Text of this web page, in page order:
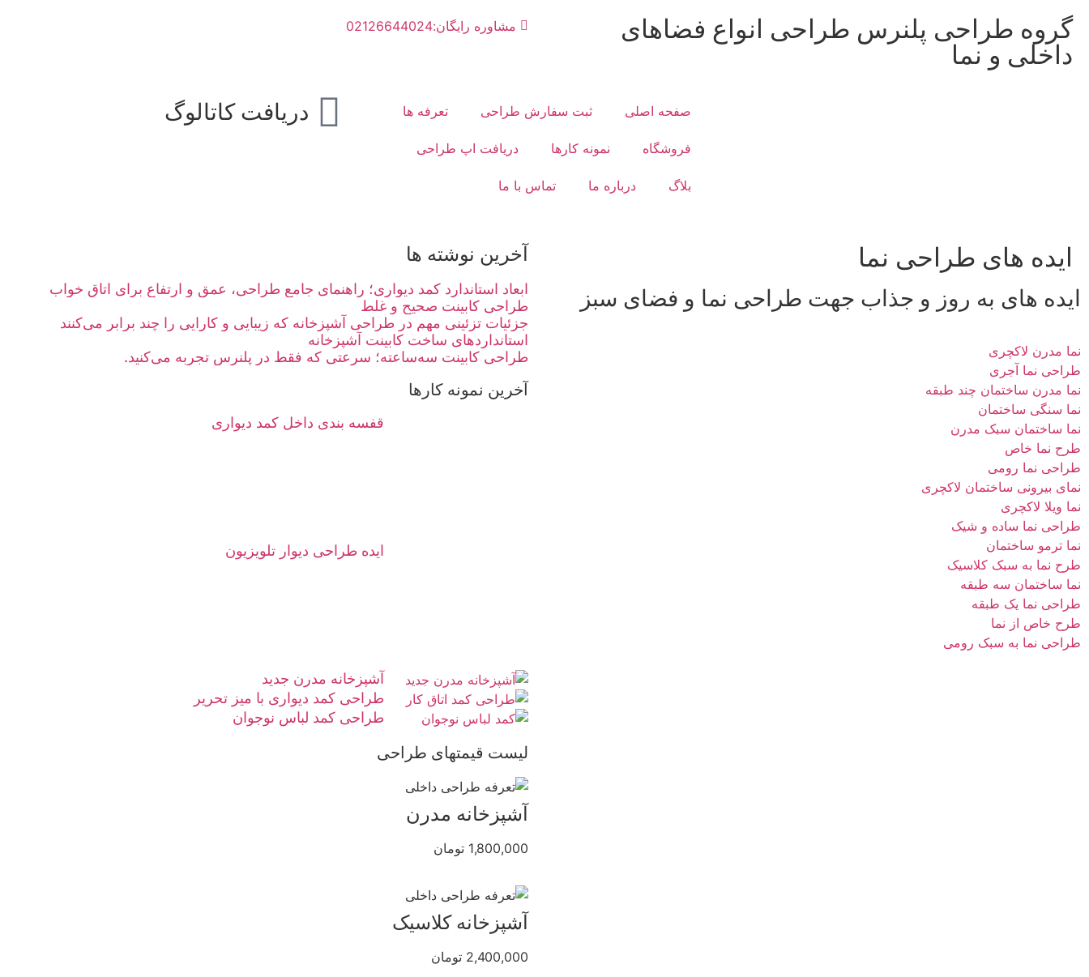
گروه طراحی پلنرس طراحی انواع فضاهای
داخلی و نما
مشاوره رایگان:02126644024
صفحه اصلی ثبت سفارش طراحی تعرفه ها
فروشگاه نمونه کارها دریافت اپ طراحی
بلاگ درباره ما تماس با ما
دریافت کاتالوگ
ایده های طراحی نما
ایده های به روز و جذاب جهت طراحی نما و فضای سبز
نما مدرن لاکچری
طراحی نما آجری
نما مدرن ساختمان چند طبقه
نما سنگی ساختمان
نما ساختمان سبک مدرن
طرح نما خاص
طراحی نما رومی
نمای بیرونی ساختمان لاکچری
نما ویلا لاکچری
طراحی نما ساده و شیک
نما ترمو ساختمان
طرح نما به سبک کلاسیک
نما ساختمان سه طبقه
طراحی نما یک طبقه
طرح خاص از نما
طراحی نما به سبک رومی
آخرین نوشته ها
ابعاد استاندارد کمد دیواری؛ راهنمای جامع طراحی، عمق و ارتفاع برای اتاق خواب
طراحی کابینت صحیح و غلط
جزئیات تزئینی مهم در طراحی آشپزخانه که زیبایی و کارایی را چند برابر می‌کنند
استانداردهای ساخت کابینت آشپزخانه
طراحی کابینت سه‌ساعته؛ سرعتی که فقط در پلنرس تجربه می‌کنید.
آخرین نمونه کارها
قفسه بندی داخل کمد دیواری
ایده طراحی دیوار تلویزیون
آشپزخانه مدرن جدید
طراحی کمد دیواری با میز تحریر
طراحی کمد لباس نوجوان
لیست قیمتهای طراحی
آشپزخانه مدرن
1,800,000 تومان
آشپزخانه کلاسیک
2,400,000 تومان